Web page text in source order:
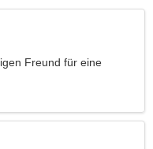
Freund für eine